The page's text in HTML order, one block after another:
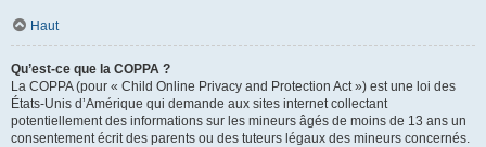
Haut
Qu’est-ce que la COPPA ?
La COPPA (pour « Child Online Privacy and Protection Act ») est une loi des
États-Unis d’Amérique qui demande aux sites internet collectant
potentiellement des informations sur les mineurs âgés de moins de 13 ans un
consentement écrit des parents ou des tuteurs légaux des mineurs concernés.